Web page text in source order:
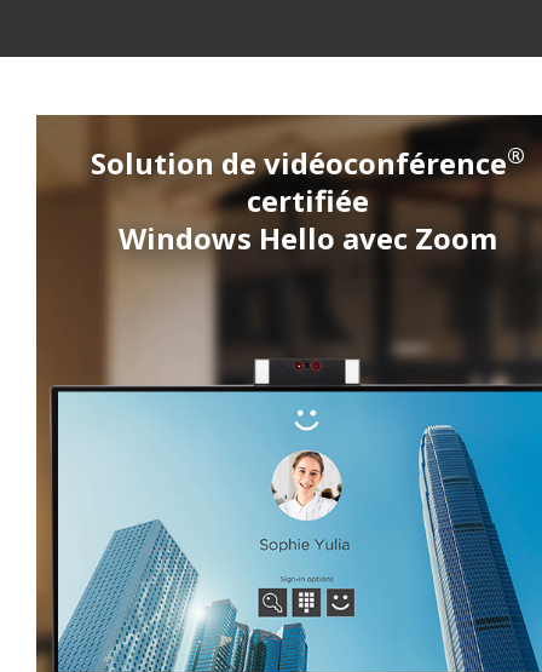
Solution de vidéoconférence®
certifiée
Windows Hello avec Zoom